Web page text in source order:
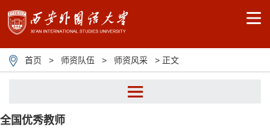
首页 > 师资队伍 > 师资风采 > 正文
人才西外
全国优秀教师